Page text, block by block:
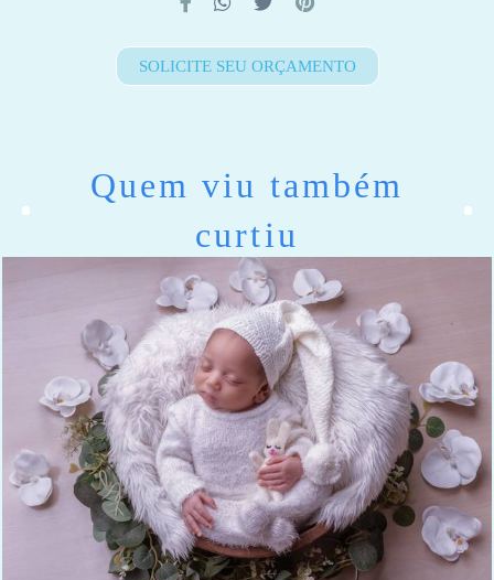
SOLICITE SEU ORÇAMENTO
Quem viu também
curtiu